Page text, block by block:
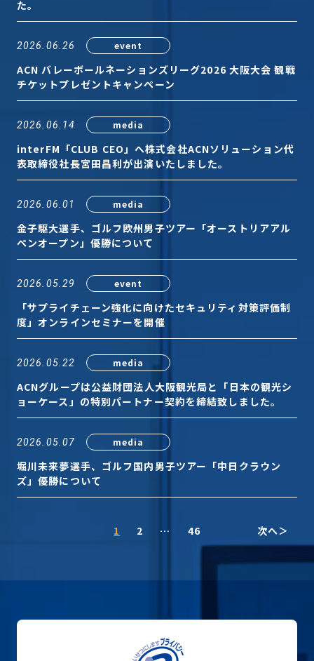
プライバシーポリシー
© ACN Inc.
た。
2026.06.26 event
ACN バレーボールネーションズリーグ2026 大阪大会 観戦
チケットプレゼントキャンペーン
2026.06.14 media
interFM「CLUB CEO」へ株式会社ACNソリューション代
表取締役社長宮田昌利が出演いたしました。
2026.06.01 media
金子駆大選手、ゴルフ欧州男子ツアー「オーストリアアル
ペンオープン」優勝について
2026.05.29 event
「サプライチェーン強化に向けたセキュリティ対策評価制
度」オンラインセミナーを開催
2026.05.22 media
ACNグループは公益財団法人大阪観光局と「日本の観光シ
ョーケース」の特別パートナー契約を締結致しました。
2026.05.07 media
堀川未来夢選手、ゴルフ国内男子ツアー「中日クラウン
ズ」優勝について
1 2 … 46 次へ